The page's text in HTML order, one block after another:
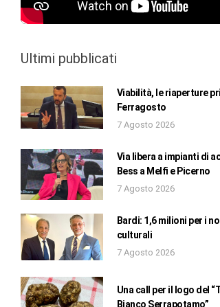
Ultimi pubblicati
Viabilità, le riaperture
Ferragosto
7 Agosto 2026
Via libera a impianti di
Bess a Melfi e Picerno
7 Agosto 2026
Bardi: 1,6 milioni per i
culturali
7 Agosto 2026
Una call per il logo del
Bianco Serrapotamo”